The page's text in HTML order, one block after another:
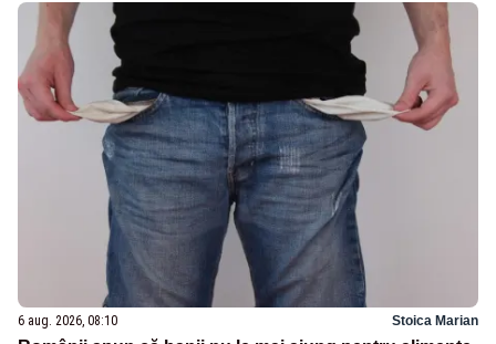
6 aug. 2026, 08:10 Stoica Marian